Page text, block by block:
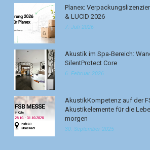
Planex:
& LUCID 2026
7. Juli 2026
Akustik im Spa-Bereich:
SilentProtect Core
6. Februar 2026
AkustikKompetenz auf der
Akustikelemente für die
morgen
30. September 2025